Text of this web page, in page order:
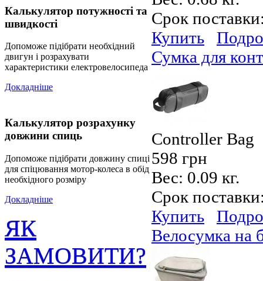
Срок
Купить
Сумка для
Controller Bag
598 грн
Вес: 0.09 кг.
Срок
Купить
Велосумка на
Калькулятор потужності та
швидкості
Допоможе підібрати необхідний
двигун і розрахувати
характеристики електровелосипеда
Докладніше
Калькулятор розрахунку
довжини спиць
Допоможе підібрати довжину спиці
для спіцювання мотор-колеса в обід
необхідного розміру
Докладніше
ЯК
ЗАМОВИТИ?